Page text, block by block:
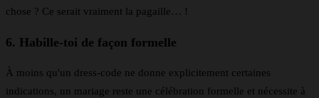
chose ? Ce serait vraiment la pagaille… !
6. Habille-toi de façon formelle
À moins qu'un dress-code ne donne explicitement certaines
indications, un mariage reste une célébration formelle et nécessite à